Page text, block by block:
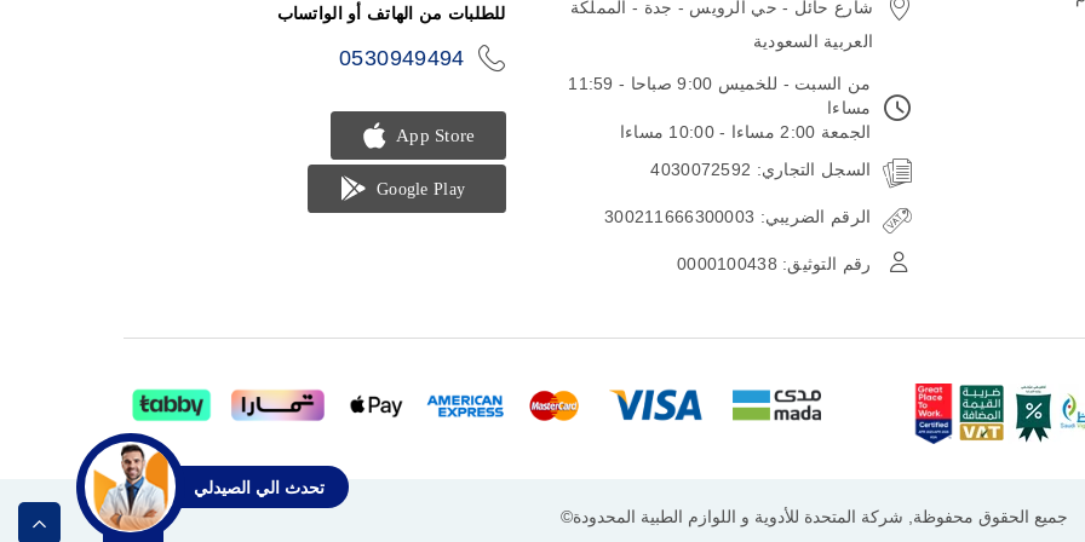
تحدث الي الصيدلي
شارع حائل - حي الرويس - جدة - المملكة
العربية السعودية
من السبت - للخميس 9:00 صباحا - 11:59
مساءا
الجمعة 2:00 مساءا - 10:00 مساءا
السجل التجاري: 4030072592
الرقم الضريبي: 300211666300003
رقم التوثيق: 0000100438
للطلبات من الهاتف أو الواتساب
0530949494
جميع الحقوق محفوظة, شركة المتحدة للأدوية و اللوازم الطبية المحدودة©